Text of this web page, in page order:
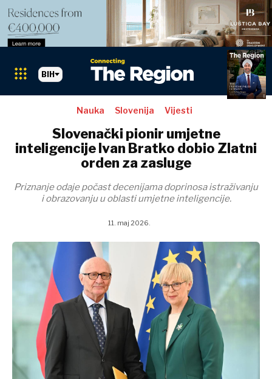
BIH
Nauka Slovenija Vijesti
Slovenački pionir umjetne
inteligencije Ivan Bratko dobio Zlatni
orden za zasluge
Priznanje odaje počast decenijama doprinosa istraživanju
i obrazovanju u oblasti umjetne inteligencije.
11. maj 2026.